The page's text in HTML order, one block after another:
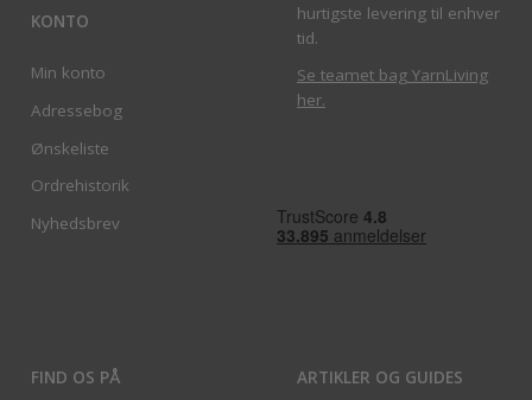
KONTO
Min konto
Adressebog
Ønskeliste
Ordrehistorik
Nyhedsbrev
hurtigste levering til enhver
tid.
Se teamet bag YarnLiving
her.
FIND OS PÅ ARTIKLER OG GUIDES